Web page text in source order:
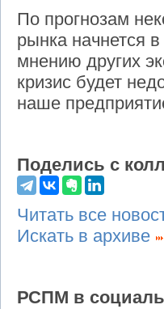
По прогнозам
рынка начнется
мнению других
кризис будет
наше
Поделись с
Читать все
Искать в архиве
РСПМ в